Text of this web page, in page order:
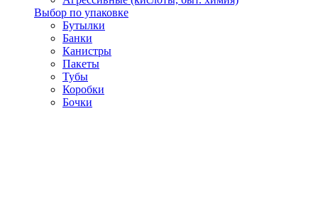
Выбор по упаковке
Бутылки
Банки
Канистры
Пакеты
Тубы
Коробки
Бочки